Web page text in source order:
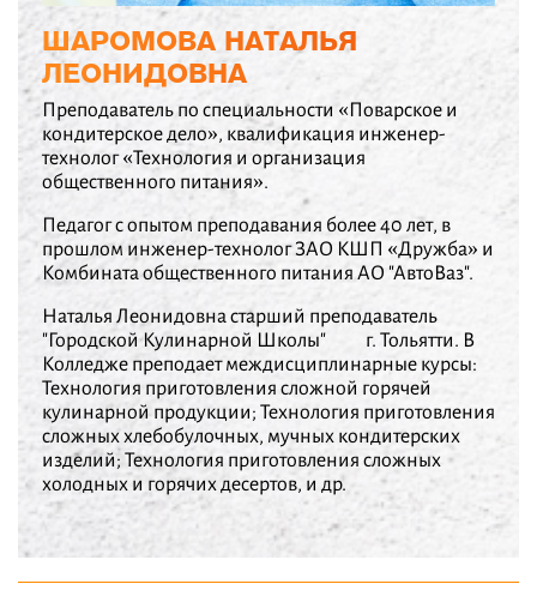
ШАРОМОВА НАТАЛЬЯ
ЛЕОНИДОВНА
Преподаватель по специальности «Поварское и
кондитерское дело», квалификация инженер-
технолог «Технология и организация
общественного питания».
Педагог с опытом преподавания более 40 лет, в
прошлом инженер-технолог ЗАО КШП «Дружба» и
Комбината общественного питания АО "АвтоВаз".
Наталья Леонидовна старший преподаватель
"Городской Кулинарной Школы" г. Тольятти. В
Колледже преподает междисциплинарные курсы:
Технология приготовления сложной горячей
кулинарной продукции; Технология приготовления
сложных хлебобулочных, мучных кондитерских
изделий; Технология приготовления сложных
холодных и горячих десертов, и др.